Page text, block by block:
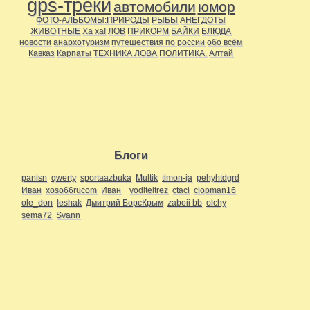
gps-треки автомобили юмор
ФОТО-АЛЬБОМЫ:ПРИРОДЫ РЫБЫ АНЕГДОТЫ
ЖИВОТНЫЕ Ха ха! ЛОВ ПРИКОРМ БАЙКИ БЛЮДА
новости анархотуризм путешествия по россии обо всём
Кавказ Карпаты ТЕХНИКА ЛОВА ПОЛИТИКА. Алтай
Блоги
panisn qwerty sportaazbuka Multik timon-ja pehyhtdgrd
Иван xoso66rucom Иван voditeltrez ctaci clopman16
ole_don leshak Дмитрий БорсКрым zabeii bb olchy
sema72 Svann